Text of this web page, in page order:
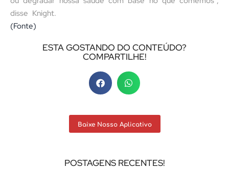
disse Knight.
(Fonte)
ESTA GOSTANDO DO CONTEÚDO?
COMPARTILHE!
Baixe Nosso Aplicativo
POSTAGENS RECENTES!